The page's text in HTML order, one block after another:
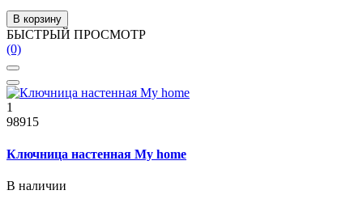
В корзину
БЫСТРЫЙ ПРОСМОТР
(0)
1
98915
Ключница настенная My home
В наличии